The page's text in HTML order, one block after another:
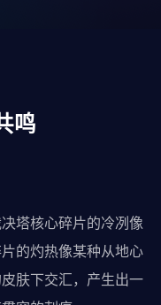
鸣
塔核心碎片的冷冽像
的灼热像某种从地心
肤下交汇，产生出一